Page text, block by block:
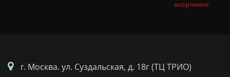
ассортимент
г. Москва. ул. Суздальская, д. 18г (ТЦ ТРИО)